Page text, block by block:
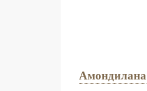
Амондилана